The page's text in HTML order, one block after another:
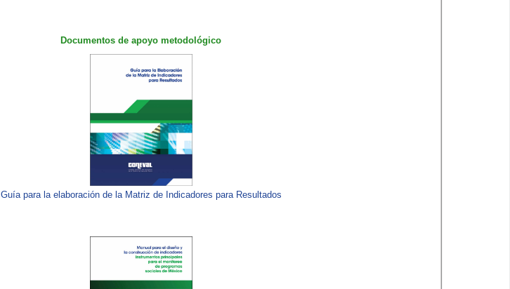
Documentos de apoyo metodológico
Guía para la elaboración de la Matriz de Indicadores para Resultados